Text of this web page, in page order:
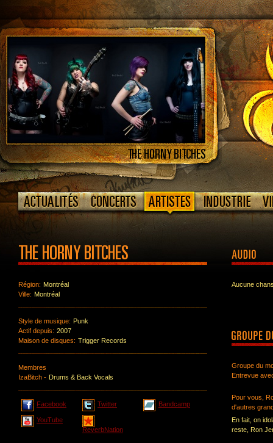
Région: Montréal
Ville: Montréal
Style de musique: Punk
Actif depuis: 2007
Maison de disques: Trigger Records
Membres
IzaBitch - Drums & Back Vocals
Facebook Twitter Bandcamp
YouTube
ReverbNation
Aucune
Groupe du
Entrevue
Pour vous,
d'autres
En fait, on
reste, Ron